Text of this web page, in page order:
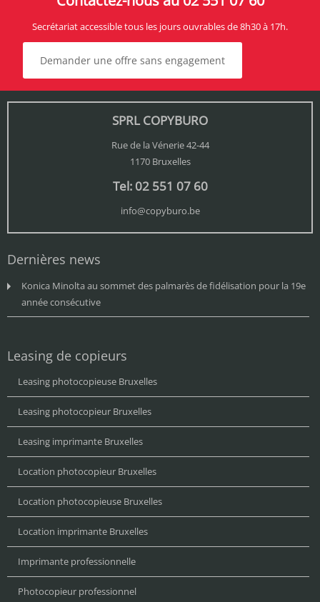
Secrétariat accessible tous les jours ouvrables de 8h30 à 17h.
Demander une offre sans engagement
SPRL COPYBURO
Rue de la Vénerie 42-44
1170 Bruxelles
Tel: 02 551 07 60
info@copyburo.be
Dernières news
Konica Minolta au sommet des palmarès de fidélisation pour la 19e
année consécutive
Leasing de copieurs
Leasing photocopieuse Bruxelles
Leasing photocopieur Bruxelles
Leasing imprimante Bruxelles
Location photocopieur Bruxelles
Location photocopieuse Bruxelles
Location imprimante Bruxelles
Imprimante professionnelle
Photocopieur professionnel